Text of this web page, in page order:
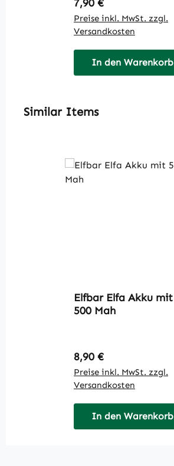
Regulärer Preis:
7,90 €
Preise inkl. MwSt. zzgl.
Versandkosten
In den Warenkorb
Produktgalerie überspringen
Similar Items
Elfbar Elfa Akku mit
500 Mah
Regulärer Preis:
8,90 €
Preise inkl. MwSt. zzgl.
Versandkosten
In den Warenkorb